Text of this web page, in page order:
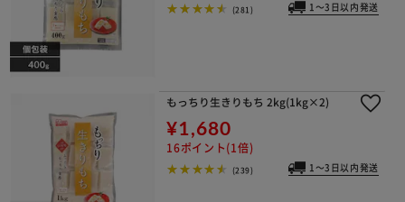
(281) 1～3日以内発送
もっちり生きりもち 2kg(1kg×2)
¥1,680
16ポイント(1倍)
(239) 1～3日以内発送